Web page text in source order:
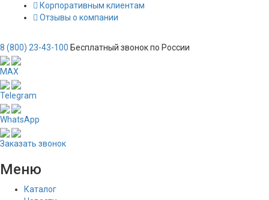
Корпоративным клиентам
Отзывы о компании
8 (800) 23-43-100 Бесплатный звонок по России
MAX
Telegram
WhatsApp
Заказать звонок
Меню
Каталог